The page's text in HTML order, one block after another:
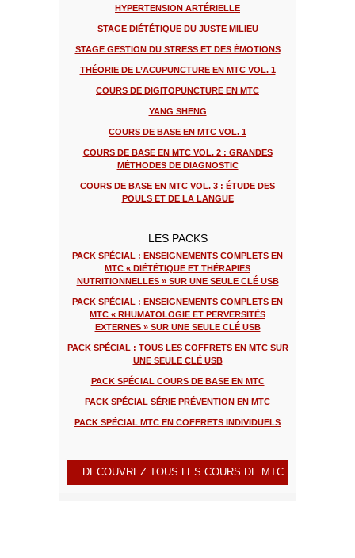
HYPERTENSION ARTÉRIELLE
STAGE DIÉTÉTIQUE DU JUSTE MILIEU
STAGE GESTION DU STRESS ET DES ÉMOTIONS
THÉORIE DE L’ACUPUNCTURE EN MTC VOL. 1
COURS DE DIGITOPUNCTURE EN MTC
YANG SHENG
COURS DE BASE EN MTC VOL. 1
COURS DE BASE EN MTC VOL. 2 : GRANDES
MÉTHODES DE DIAGNOSTIC
COURS DE BASE EN MTC VOL. 3 : ÉTUDE DES
POULS ET DE LA LANGUE
LES PACKS
PACK SPÉCIAL : ENSEIGNEMENTS COMPLETS EN
MTC « DIÉTÉTIQUE ET THÉRAPIES
NUTRITIONNELLES » SUR UNE SEULE CLÉ USB
PACK SPÉCIAL : ENSEIGNEMENTS COMPLETS EN
MTC « RHUMATOLOGIE ET PERVERSITÉS
EXTERNES » SUR UNE SEULE CLÉ USB
PACK SPÉCIAL : TOUS LES COFFRETS EN MTC SUR
UNE SEULE CLÉ USB
PACK SPÉCIAL COURS DE BASE EN MTC
PACK SPÉCIAL SÉRIE PRÉVENTION EN MTC
PACK SPÉCIAL MTC EN COFFRETS INDIVIDUELS
DECOUVREZ TOUS LES COURS DE MTC